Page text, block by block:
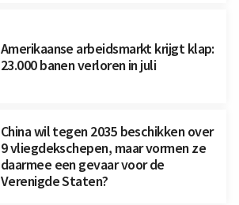
Amerikaanse arbeidsmarkt krijgt klap:
23.000 banen verloren in juli
China wil tegen 2035 beschikken over
9 vliegdekschepen, maar vormen ze
daarmee een gevaar voor de
Verenigde Staten?